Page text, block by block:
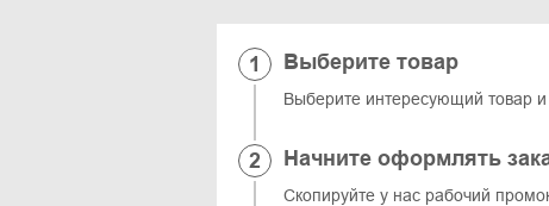
Выберите товар
Выберите интересующий товар и
Начните оформлять
Скопируйте у нас рабочий